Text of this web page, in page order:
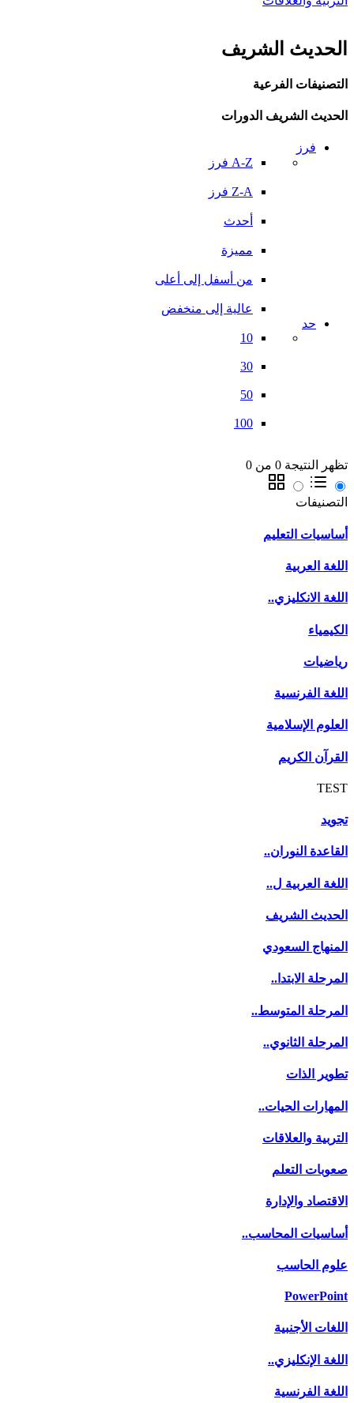
الحديث الشريف
التصنيفات الفرعية
الحديث الشريف الدورات
فرز
A-Z فرز
Z-A فرز
أحدث
مميزة
من أسفل إلى أعلى
عالية إلى منخفض
حد
10
30
50
100
تظهر النتيجة 0 من 0
التصنيفات
أساسيات التعليم
اللغة العربية
اللغة الانكليزي..
الكيمياء
رياضيات
اللغة الفرنسية
العلوم الإسلامية
القرآن الكريم
TEST
تجويد
القاعدة النوران..
اللغة العربية ل..
الحديث الشريف
المنهاج السعودي
المرحلة الابتدا..
المرحلة المتوسط..
المرحلة الثانوي..
تطوير الذات
المهارات الحيات..
التربية والعلاقات
صعوبات التعلم
الاقتصاد والإدارة
أساسيات المحاسب..
علوم الحاسب
PowerPoint
اللغات الأجنبية
اللغة الإنكليزي..
اللغة الفرنسية